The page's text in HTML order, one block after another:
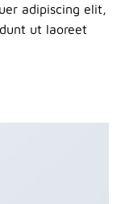
adipiscing elit,
ut laoreet